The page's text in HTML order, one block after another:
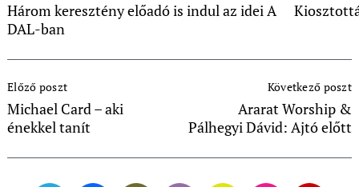
Három keresztény előadó is indul az idei A
DAL-ban
Navigation
Előző poszt
Michael Card – aki
énekkel tanít
Következő poszt
Ararat Worship &
Pálhegyi Dávid: Ajtó előtt